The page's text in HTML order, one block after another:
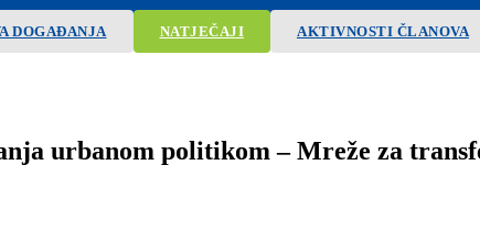
DOGAĐANJA NATJEČAJI AKTIVNOSTI ČLANOVA
urbanom politikom – Mreže za